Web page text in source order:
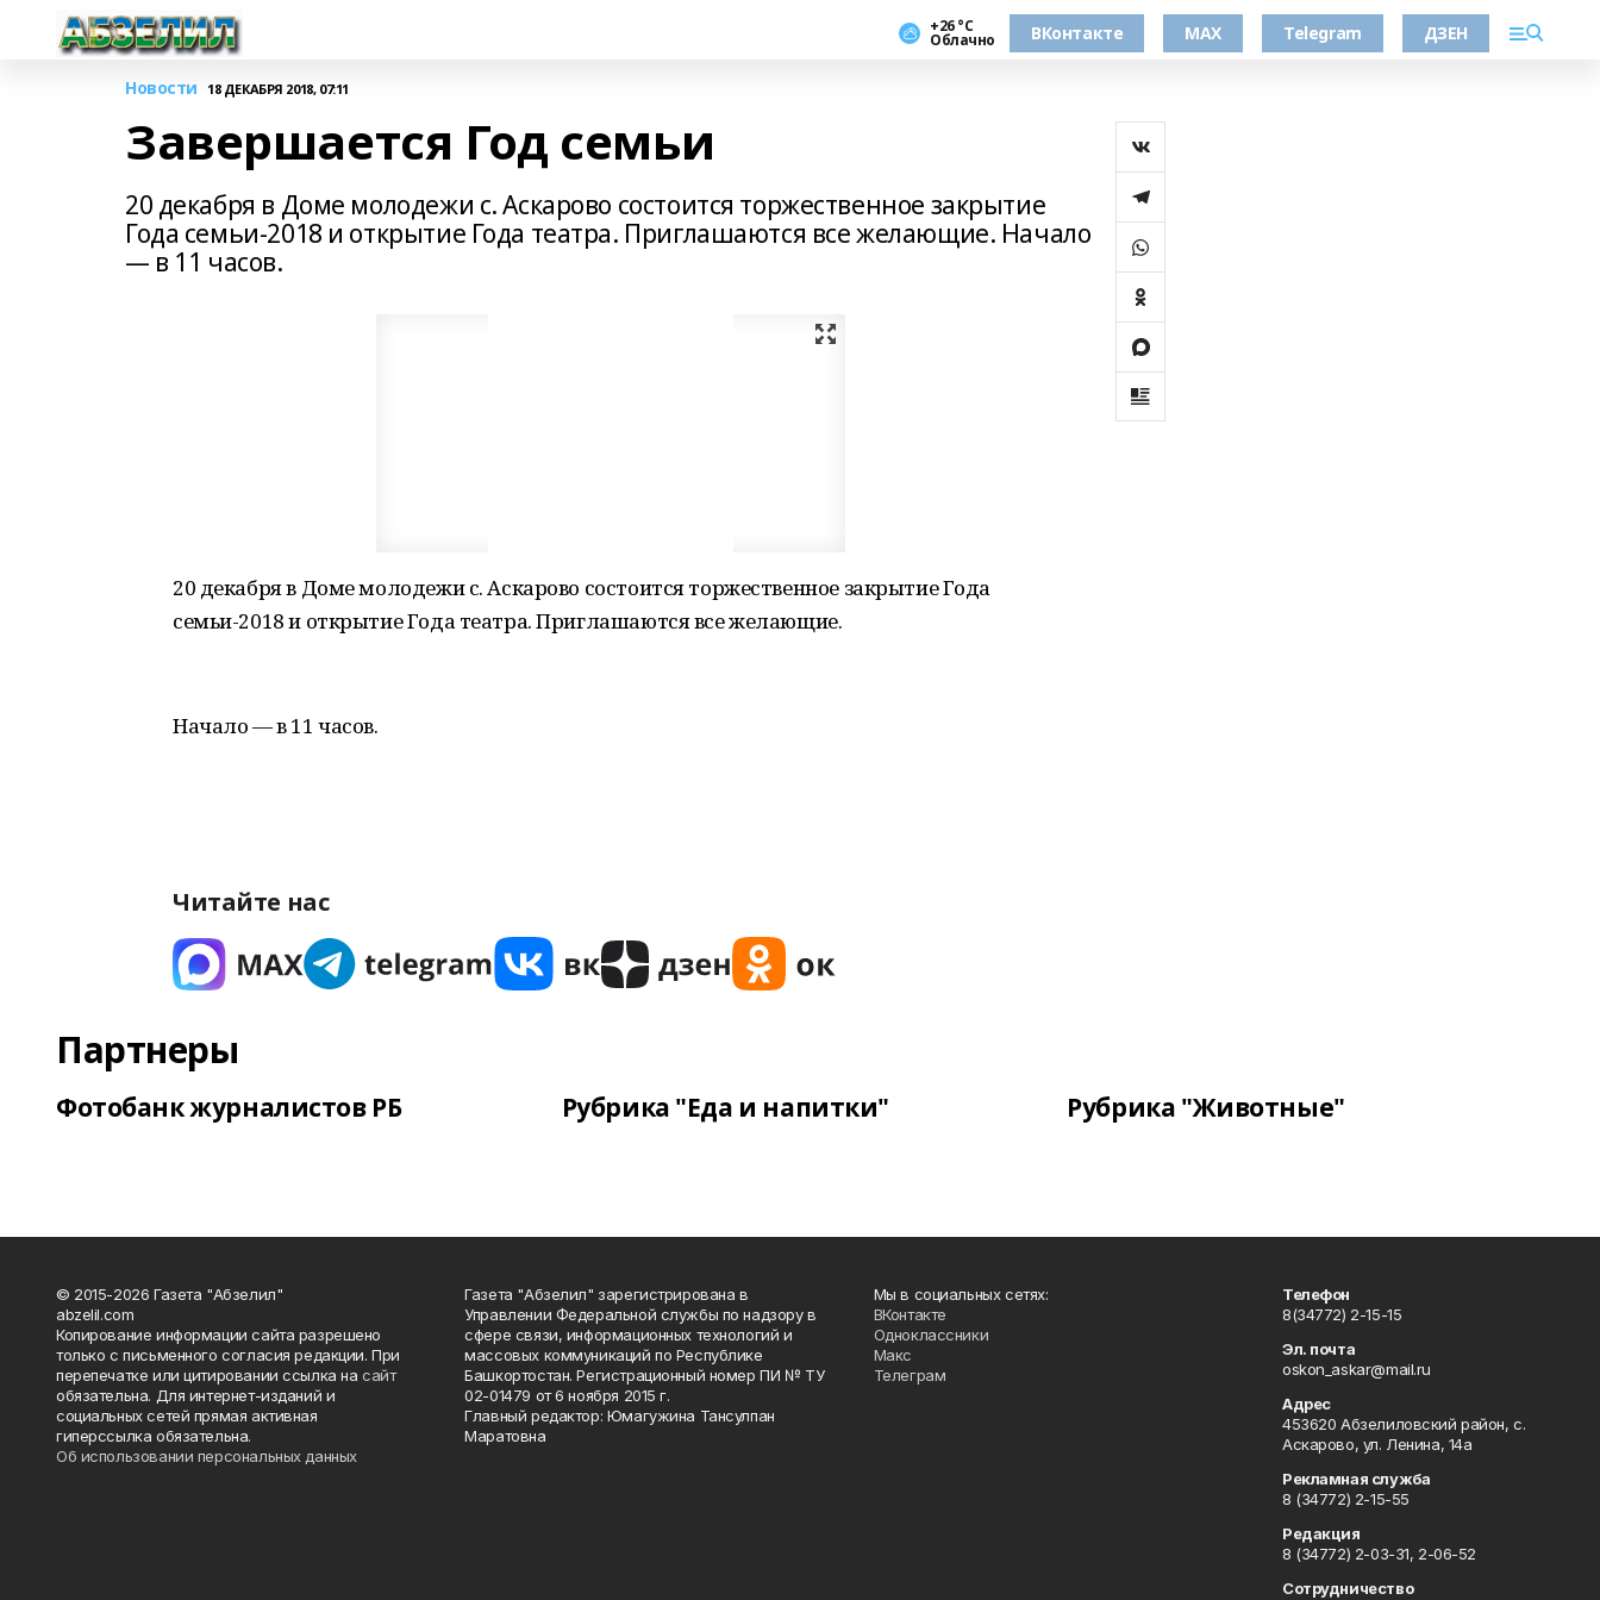
+26 °С
Облачно ВКонтакте MAX Telegram ДЗЕН
Новости 18 ДЕКАБРЯ 2018, 07:11
Завершается Год семьи
20 декабря в Доме молодежи с. Аскарово состоится торжественное закрытие
Года семьи-2018 и открытие Года театра. Приглашаются все желающие. Начало
— в 11 часов.
20 декабря в Доме молодежи с. Аскарово состоится торжественное закрытие Года
семьи-2018 и открытие Года театра. Приглашаются все желающие.
Начало — в 11 часов.
Читайте нас
Партнеры
Фотобанк журналистов РБ Рубрика "Еда и напитки" Рубрика "Животные"
© 2015-2026 Газета "Абзелил"
abzelil.com
Копирование информации сайта разрешено
только с письменного согласия редакции. При
перепечатке или цитировании ссылка на сайт
обязательна. Для интернет-изданий и
социальных сетей прямая активная
гиперссылка обязательна.
Об использовании персональных данных
Газета "Абзелил" зарегистрирована в
Управлении Федеральной службы по надзору в
сфере связи, информационных технологий и
массовых коммуникаций по Республике
Башкортостан. Регистрационный номер ПИ № ТУ
02-01479 от 6 ноября 2015 г.
Главный редактор: Юмагужина Тансулпан
Маратовна
Мы в социальных сетях:
ВКонтакте
Одноклассники
Макс
Телеграм
Телефон
8(34772) 2-15-15
Эл. почта
oskon_askar@mail.ru
Адрес
453620 Абзелиловский район, с.
Аскарово, ул. Ленина, 14а
Рекламная служба
8 (34772) 2-15-55
Редакция
8 (34772) 2-03-31, 2-06-52
Сотрудничество